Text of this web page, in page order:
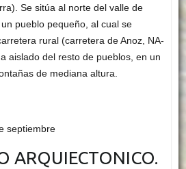
Se sitúa al norte del valle de
pueblo pequeño, al cual se
rural (carretera de Anoz, NA-
aislado del resto de pueblos, en un
de mediana altura.
septiembre
ARQUIECTONICO.